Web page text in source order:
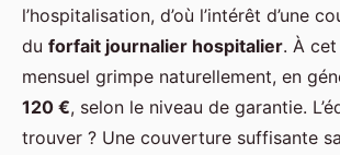
l’hospitalisation, d’où l’intérêt d’une
du forfait journalier hospitalier. À
mensuel grimpe naturellement, en
120 €, selon le niveau de garantie.
trouver ? Une couverture suffisante